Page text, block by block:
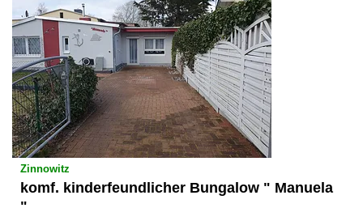
Zinnowitz
komf. kinderfeundlicher Bungalow " Manuela